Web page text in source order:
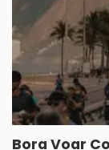
Bora Voar